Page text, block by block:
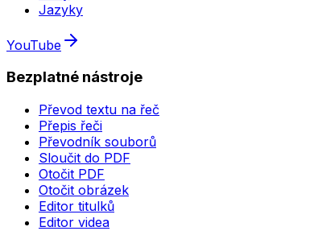
Jazyky
YouTube
Bezplatné nástroje
Převod textu na řeč
Přepis řeči
Převodník souborů
Sloučit do PDF
Otočit PDF
Otočit obrázek
Editor titulků
Editor videa